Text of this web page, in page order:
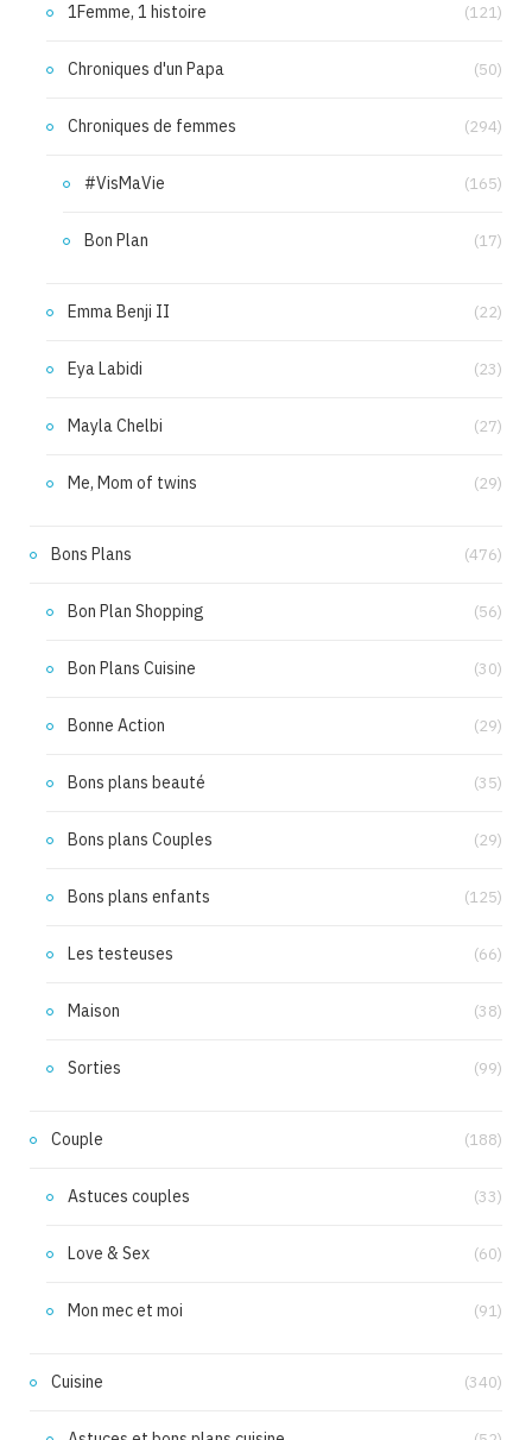
1Femme, 1 histoire (121)
Chroniques d'un Papa (50)
Chroniques de femmes (294)
#VisMaVie (165)
Bon Plan (17)
Emma Benji II (22)
Eya Labidi (23)
Mayla Chelbi (27)
Me, Mom of twins (29)
Bons Plans (476)
Bon Plan Shopping (56)
Bon Plans Cuisine (30)
Bonne Action (29)
Bons plans beauté (35)
Bons plans Couples (29)
Bons plans enfants (125)
Les testeuses (66)
Maison (38)
Sorties (99)
Couple (188)
Astuces couples (33)
Love & Sex (60)
Mon mec et moi (91)
Cuisine (340)